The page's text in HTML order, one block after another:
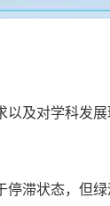
及对学科发
停滞状态，但